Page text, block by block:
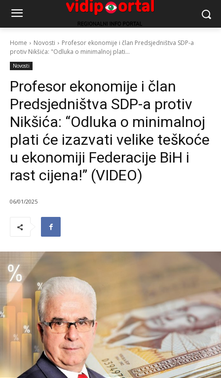
Home Novosti
Profesor ekonomije i član Predsjedništva SDP-a
protiv Nikšića: "Odluka o minimalnoj plati...
Novosti
Profesor ekonomije i član
Predsjedništva SDP-a protiv
Nikšića: “Odluka o minimalnoj
plati će izazvati velike teškoće
u ekonomiji Federacije BiH i
rast cijena!” (VIDEO)
06/01/2025